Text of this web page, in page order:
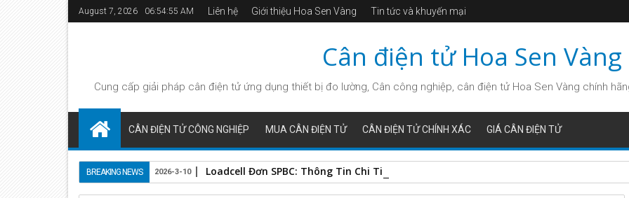
August 7, 2026 06:54:55 AM Liên hệ Giới thiệu Hoa Sen Vàng Tin tức và khuyến mại
Cân điện tử Hoa Sen Vàng
Cung cấp giải pháp cân điện tửứng dụng thiết bị đo lường, Cân công nghiệp, cân điện tử Hoa Sen Vàng chính
CÂN ĐIỆN TỬ CÔNG NGHIỆP MUA CÂN ĐIỆN TỬ CÂN ĐIỆN TỬ CHÍNH XÁC GIÁ CÂN ĐIỆN TỬ
BREAKING NEWS Loadcell Đơn SPBC: Thông Tin Chi Tiết và Hướng Dẫn Sử Dụng
2026-3-10